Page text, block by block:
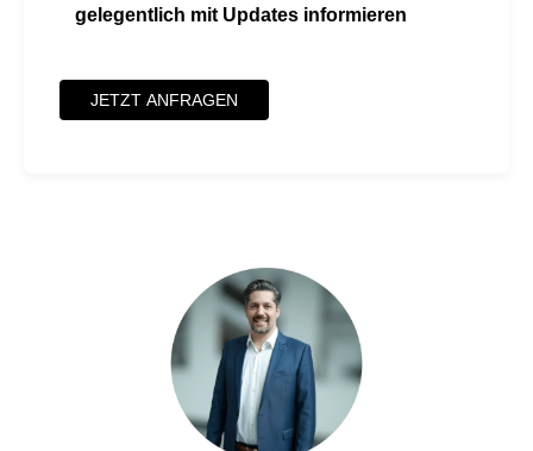
gelegentlich mit Updates informieren